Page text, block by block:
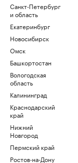
Санкт-Петербург
и область
Екатеринбург
Новосибирск
Омск
Башкортостан
Вологодская
область
Калининград
Краснодарский
край
Нижний
Новгород
Пермский край
Ростов-на-Дону